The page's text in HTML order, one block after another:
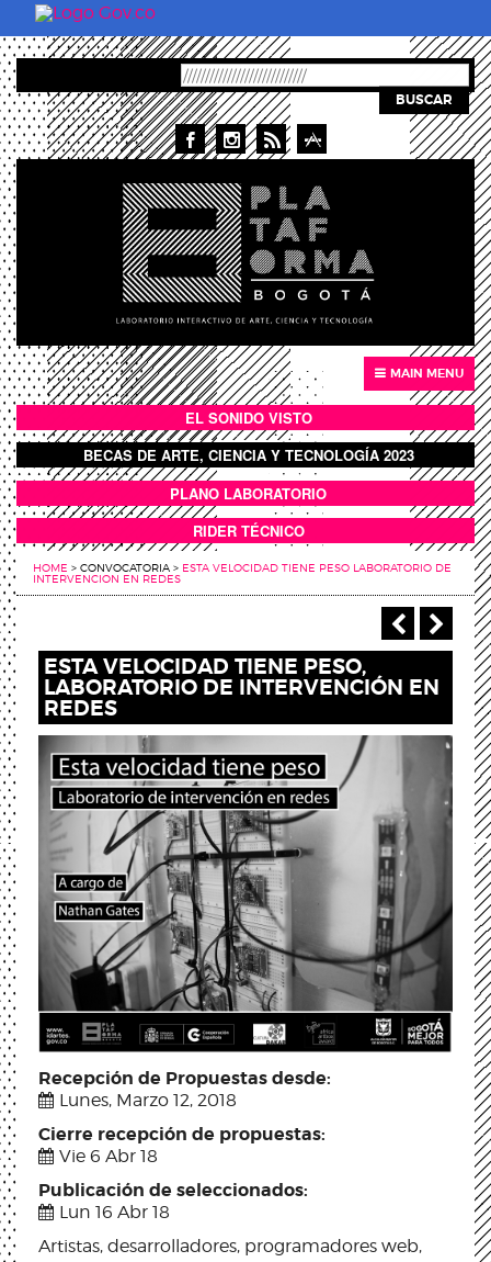
Pasar al contenido principal
BUSCAR
MAIN MENU
BOTÓN SONIDO VISTO
EL SONIDO VISTO
BOTON DOMO LLENO
BECAS DE ARTE, CIENCIA Y TECNOLOGÍA 2023
ANEXOS
PLANO LABORATORIO
RIDER TÉCNICO
HOME > CONVOCATORIA > ESTA VELOCIDAD TIENE PESO LABORATORIO DE
INTERVENCION EN REDES
‹
ESTA VELOCIDAD TIENE PESO,
LABORATORIO DE INTERVENCIÓN EN
REDES
Recepción de Propuestas desde:
Lunes, Marzo 12, 2018
Cierre recepción de propuestas:
Vie 6 Abr 18
Publicación de seleccionados:
Lun 16 Abr 18
Artistas, desarrolladores, programadores web,